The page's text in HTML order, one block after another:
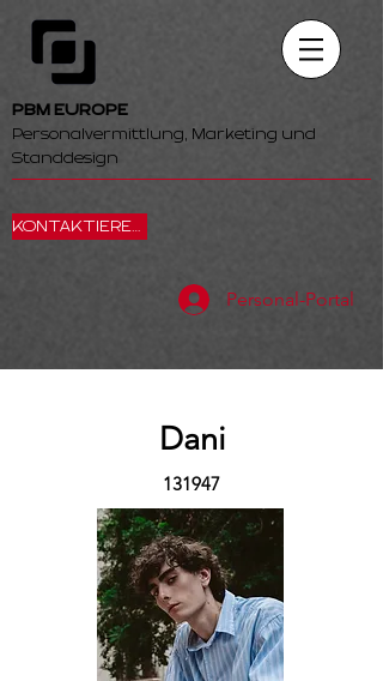
PBM EUROPE
Personalvermittlung, Marketing und
Standdesign
KONTAKTIEREN SIE UNS
Personal-Portal
Dani
131947